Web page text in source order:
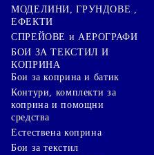
МОДЕЛИНИ, ГРУНДОВЕ ,
ЕФЕКТИ
СПРЕЙОВЕ и АЕРОГРАФИ
БОИ ЗА ТЕКСТИЛ И
КОПРИНА
Бои за коприна и батик
Контури, комплекти за
коприна и помощни
средства
Естествена коприна
Бои за текстил